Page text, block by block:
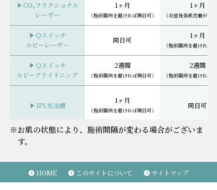
CO₂フラクショナル
レーザー
1ヶ月
（施術箇所を避ければ同日可）
1ヶ月
（炎症後色素沈着がな
Qスイッチ
ルビーレーザー
同日可
1ヶ月
（施術箇所を避ければ
Qスイッチ
ルビーブライトニング
2週間
（施術箇所を避ければ同日可）
2週間
（施術箇所を避ければ
IPL光治療
1ヶ月
（施術箇所を避ければ同日可）
同日可
ポレーション
同日可 同日可
※お肌の状態により、施術間隔が変わる場合がございま
す。
HOME このサイトについて サイトマップ